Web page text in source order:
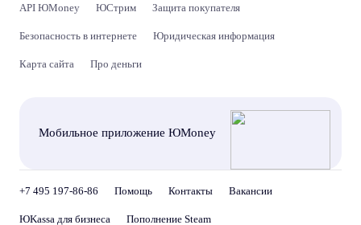
API ЮMoney ЮСтрим Защита покупателя
Безопасность в интернете Юридическая информация
Карта сайта Про деньги
Мобильное приложение ЮMoney
+7 495 197-86-86 Помощь Контакты Вакансии
ЮKassa для бизнеса Пополнение Steam